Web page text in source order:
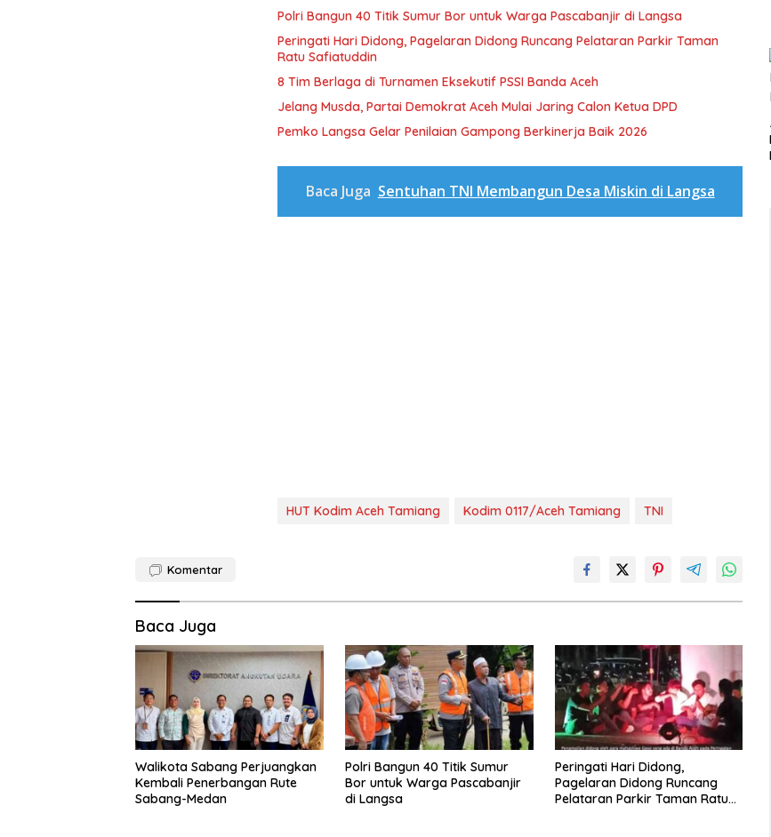
Polri Bangun 40 Titik Sumur Bor untuk Warga Pascabanjir di Langsa
Peringati Hari Didong, Pagelaran Didong Runcang Pelataran Parkir Taman
Ratu Safiatuddin
8 Tim Berlaga di Turnamen Eksekutif PSSI Banda Aceh
Jelang Musda, Partai Demokrat Aceh Mulai Jaring Calon Ketua DPD
Pemko Langsa Gelar Penilaian Gampong Berkinerja Baik 2026
Baca Juga Sentuhan TNI Membangun Desa Miskin di Langsa
HUT Kodim Aceh Tamiang Kodim 0117/Aceh Tamiang TNI
Komentar
Baca Juga
Walikota Sabang Perjuangkan
Kembali Penerbangan Rute
Sabang-Medan
Polri Bangun 40 Titik Sumur
Bor untuk Warga Pascabanjir
di Langsa
Peringati Hari Didong,
Pagelaran Didong Runcang
Pelataran Parkir Taman Ratu